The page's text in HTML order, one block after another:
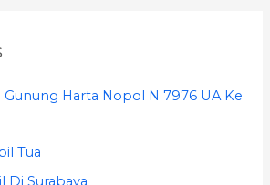
Gunung Harta Nopol N 7976 UA Ke
Tua